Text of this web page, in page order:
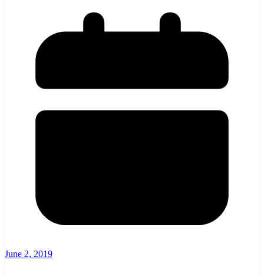
June 2, 2019